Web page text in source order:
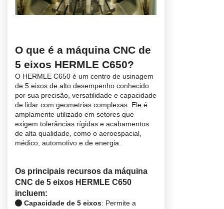
O que é a máquina CNC de
5 eixos HERMLE C650?
O HERMLE C650 é um centro de usinagem
de 5 eixos de alto desempenho conhecido
por sua precisão, versatilidade e capacidade
de lidar com geometrias complexas. Ele é
amplamente utilizado em setores que
exigem tolerâncias rígidas e acabamentos
de alta qualidade, como o aeroespacial,
médico, automotivo e de energia.
Os principais recursos da máquina
CNC de 5 eixos HERMLE C650
incluem:
Capacidade de 5 eixos: Permite a